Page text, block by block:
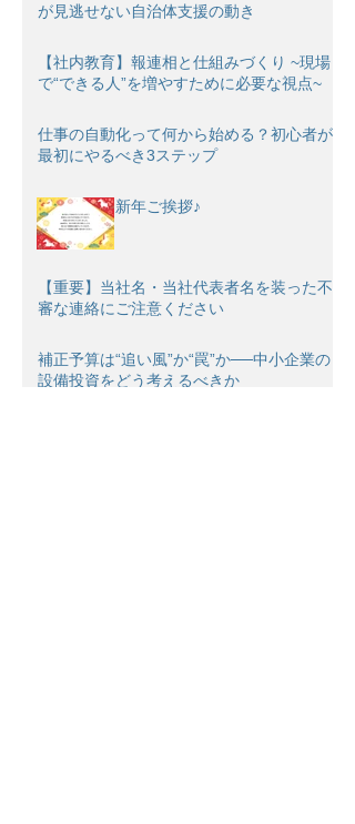
が見逃せない自治体支援の動き
【社内教育】報連相と仕組みづくり ~現場
で“できる人”を増やすために必要な視点~
仕事の自動化って何から始める？初心者が
最初にやるべき3ステップ
新年ご挨拶♪
【重要】当社名・当社代表者名を装った不
審な連絡にご注意ください
補正予算は“追い風”か“罠”か──中小企業の
設備投資をどう考えるべきか